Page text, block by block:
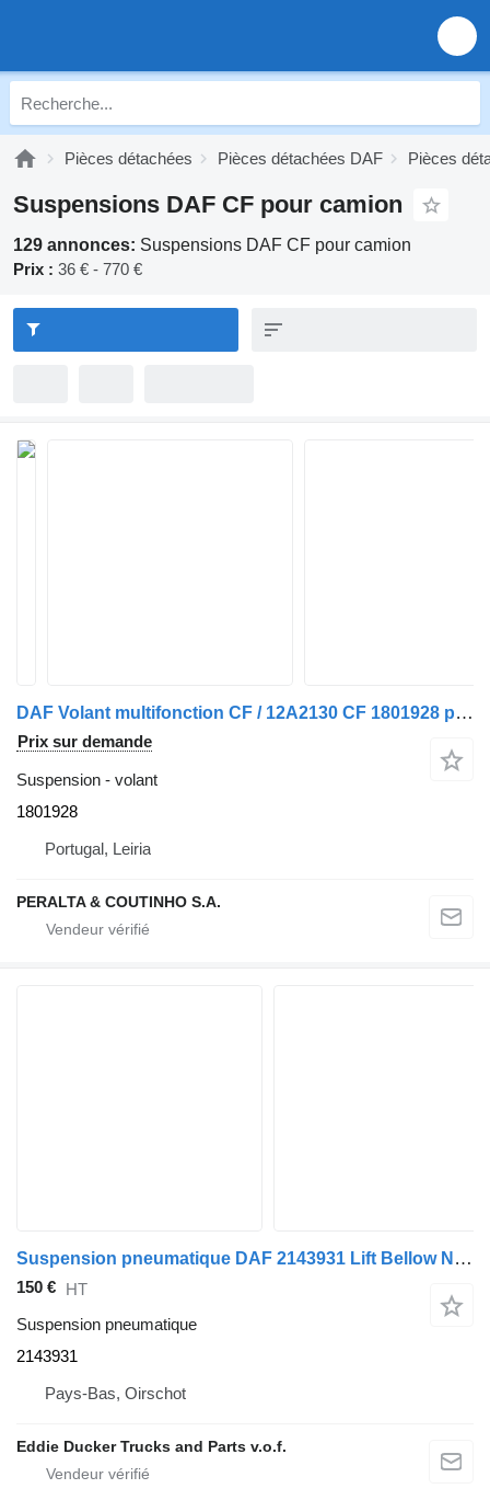
Pièces détachées Pièces détachées DAF Pièces
Suspensions DAF CF pour camion
129 annonces: Suspensions DAF CF pour camion
Prix : 36 € - 770 €
DAF Volant multifonction CF / 12A2130 CF 1801928 pour camion DAF CF
Prix sur demande
Suspension - volant
1801928
Portugal, Leiria
PERALTA & COUTINHO S.A.
Suspension pneumatique DAF 2143931 Lift Bellow NEW pour camion DAF CF
150 € HT
Suspension pneumatique
2143931
Pays-Bas, Oirschot
Eddie Ducker Trucks and Parts v.o.f.